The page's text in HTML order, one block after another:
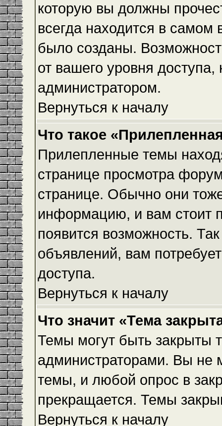
которую вы должны
всегда находится в
было созданы.
от вашего уровня
администратором.
Вернуться к началу
Что такое
Прилепленные темы
странице просмотра
странице. Обычно они
информацию, и вам стоит
появится возможность.
объявлений, вам
доступа.
Вернуться к началу
Что значит «Тема
Темы могут быть закрыты
администраторами. Вы не
темы, и любой опрос в
прекращается. Темы
Вернуться к началу